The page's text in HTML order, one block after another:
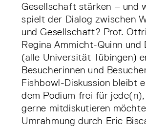
Gesellschaft stärken – und
spielt der Dialog zwischen
und Gesellschaft? Prof.
Regina Ammicht-Quinn und
(alle Universität Tübingen)
Besucherinnen und
Fishbowl-Diskussion bleibt
dem Podium frei für
gerne mitdiskutieren
Umrahmung durch Eric